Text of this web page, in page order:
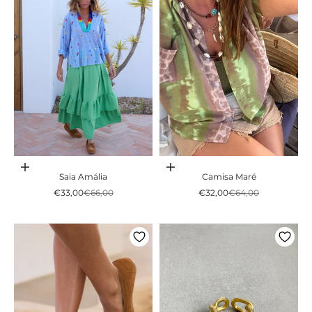
Adicionar ao carrinho
Saia Amália
Preço promocional
€33,00Preço normal
€66,00
Adicionar ao carrinho
Camisa Maré
Preço promocional
€32,00Preço normal
€64,00